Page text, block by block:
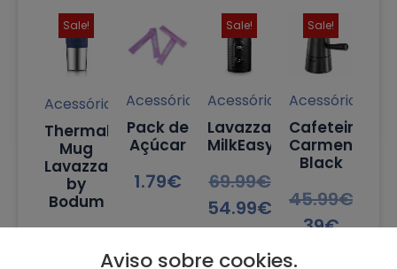
Sale!
Acessórios
Thermal
Mug
Lavazza
by
Bodum
Acessórios
Pack de
Açúcar
1.79€
Sale!
Acessórios
Lavazza
MilkEasy
69.99€
54.99€
Sale!
Acessórios
Cafeteira
Carmencita
Black
45.99€
39€
Aviso sobre cookies.